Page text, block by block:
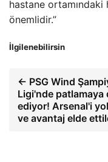
hastane
önemlidir.”
İlgilenebilirsin
← PSG Wind
Ligi'nde patlamaya
ediyor! Arsenal'i
ve avantaj elde